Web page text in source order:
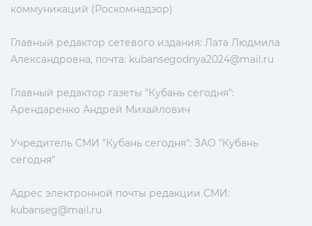
коммуникаций (Роскомнадзор)
Главный редактор сетевого издания: Лата Людмила
Александровна, почта: kubansegodnya2024@mail.ru
Главный редактор газеты "Кубань сегодня":
Арендаренко Андрей Михайлович
Учредитель СМИ "Кубань сегодня": ЗАО "Кубань
сегодня"
Адрес электронной почты редакции СМИ:
kubanseg@mail.ru